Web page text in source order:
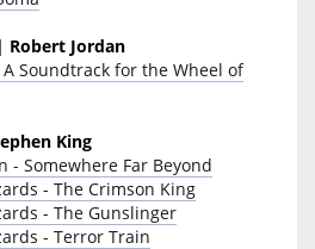
Robert Jordan
Soundtrack for the Wheel of
King
- Somewhere Far Beyond
- The Crimson King
- The Gunslinger
- Terror Train